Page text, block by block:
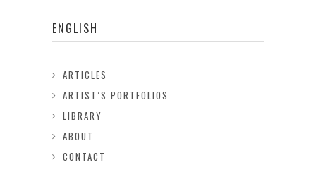
ENGLISH
ARTICLES
ARTIST’S PORTFOLIOS
LIBRARY
ABOUT
CONTACT